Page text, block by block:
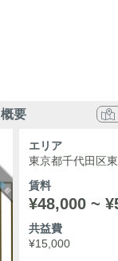
概要
エリア
東京都千代田区
賃料
¥48,000 ~
共益費
¥15,000